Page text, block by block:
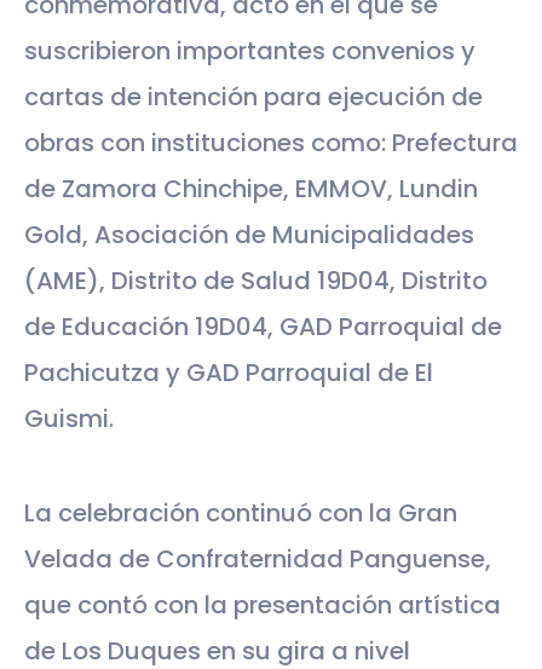
suscribieron importantes convenios y
cartas de intención para ejecución de
obras con instituciones como: Prefectura
de Zamora Chinchipe, EMMOV, Lundin
Gold, Asociación de Municipalidades
(AME), Distrito de Salud 19D04, Distrito
de Educación 19D04, GAD Parroquial de
Pachicutza y GAD Parroquial de El
Guismi.
La celebración continuó con la Gran
Velada de Confraternidad Panguense,
que contó con la presentación artística
de Los Duques en su gira a nivel